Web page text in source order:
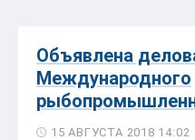
Объявлена
Международного
15 АВГУСТА 2018 14:02